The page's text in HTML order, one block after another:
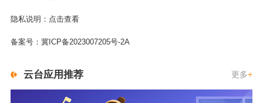
隐私说明： 点击查看
备案号： 冀ICP备2023007205号-2A
云台应用推荐 更多+